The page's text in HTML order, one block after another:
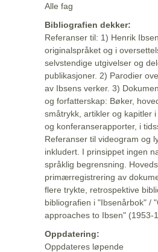
Alle fag
Bibliografien dekker:
Referanser til: 1) Henrik
originalspråket og i
selvstendige utgivelser og
publikasjoner. 2) Parodier
av Ibsens verker. 3)
og forfatterskap: Bøker,
småtrykk, artikler og kapitler
og konferanserapporter, i
Referanser til videogram og
inkludert. I prinsippet ingen
språklig begrensning.
primærregistrering av
flere trykte, retrospektive
bibliografien i "Ibsenårbok" /
approaches to Ibsen" (1953-
Oppdatering:
Oppdateres løpende